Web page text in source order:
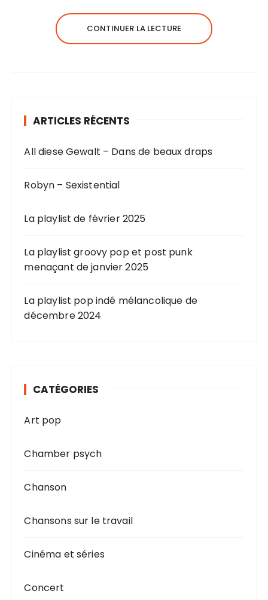
CONTINUER LA LECTURE
ARTICLES RÉCENTS
All diese Gewalt – Dans de beaux draps
Robyn – Sexistential
La playlist de février 2025
La playlist groovy pop et post punk
menaçant de janvier 2025
La playlist pop indé mélancolique de
décembre 2024
CATÉGORIES
Art pop
Chamber psych
Chanson
Chansons sur le travail
Cinéma et séries
Concert